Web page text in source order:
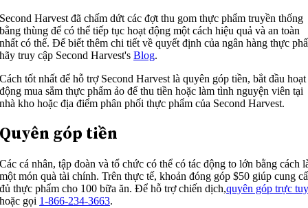
Second Harvest đã chấm dứt các đợt thu gom thực phẩm truyền thống
bằng thùng để có thể tiếp tục hoạt động một cách hiệu quả và an toàn
nhất có thể. Để biết thêm chi tiết về quyết định của ngân hàng thực
hãy truy cập Second Harvest'sBlog.
Cách tốt nhất để hỗ trợ Second Harvest là quyên góp tiền, bắt đầu hoạt
động mua sắm thực phẩm ảo để thu tiền hoặc làm tình nguyện viên tại
nhà kho hoặc địa điểm phân phối thực phẩm của Second Harvest.
Quyên góp tiền
Các cá nhân, tập đoàn và tổ chức có thể có tác động to lớn bằng cách
một món quà tài chính. Trên thực tế, khoản đóng góp $50 giúp cung
đủ thực phẩm cho 100 bữa ăn. Để hỗ trợ chiến dịch,quyên góp trực
hoặc gọi 1-866-234-3663.